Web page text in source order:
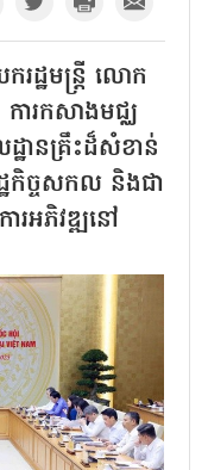
រដ្ឋមន្ត្រី លោក
ារកសាងមជ្ឈ
ឋានគ្រឹះដ៏សំខាន់
កិច្ចសកល និងជា
រអភិវឌ្ឍនៅ